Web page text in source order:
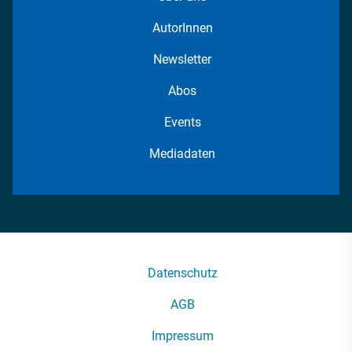
AutorInnen
Newsletter
Abos
Events
Mediadaten
Datenschutz
AGB
Impressum